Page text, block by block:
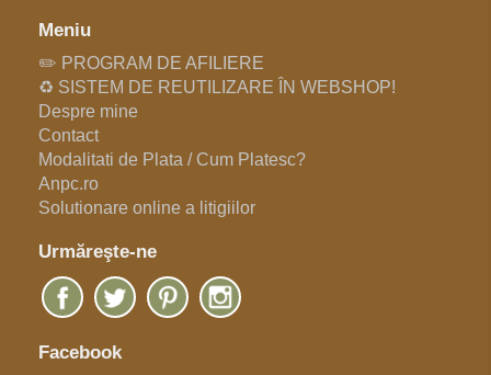
Meniu
✏️ PROGRAM DE AFILIERE
♻️ SISTEM DE REUTILIZARE ÎN WEBSHOP!
Despre mine
Contact
Modalitati de Plata / Cum Platesc?
Anpc.ro
Solutionare online a litigiilor
Urmăreşte-ne
Facebook